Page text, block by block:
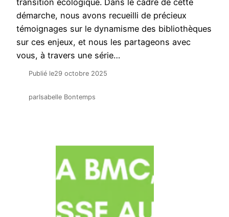
transition écologique. Dans le cadre de cette
démarche, nous avons recueilli de précieux
témoignages sur le dynamisme des bibliothèques
sur ces enjeux, et nous les partageons avec
vous, à travers une série…
Publié le29 octobre 2025
parIsabelle Bontemps